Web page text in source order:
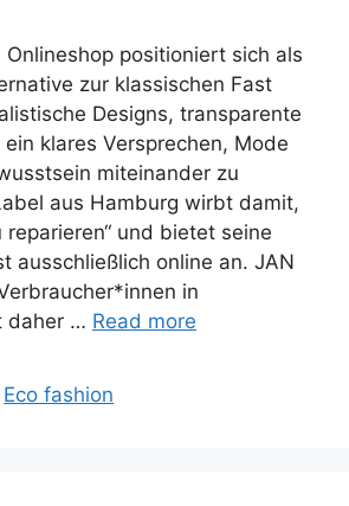
Onlineshop positioniert sich als
zur klassischen Fast
Designs, transparente
klares Versprechen, Mode
miteinander zu
aus Hamburg wirbt damit,
reparieren“ und bietet seine
ausschließlich online an. JAN
in
daher … Read more
Eco fashion